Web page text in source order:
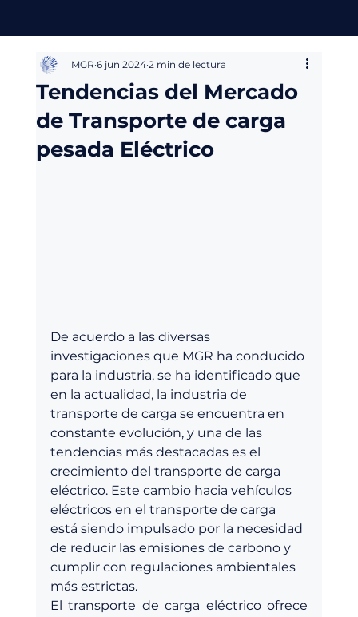
Tendencias del Mercado
de Transporte de carga
pesada Eléctrico
MGR 6 jun 2024 2 min de lectura
De acuerdo a las diversas
investigaciones que MGR ha conducido
para la industria, se ha identificado que
en la actualidad, la industria de
transporte de carga se encuentra en
constante evolución, y una de las
tendencias más destacadas es el
crecimiento del transporte de carga
eléctrico. Este cambio hacia vehículos
eléctricos en el transporte de carga
está siendo impulsado por la necesidad
de reducir las emisiones de carbono y
cumplir con regulaciones ambientales
más estrictas.
El transporte de carga eléctrico ofrece